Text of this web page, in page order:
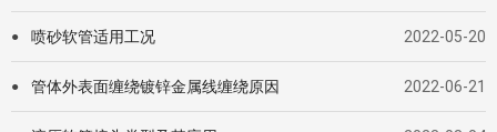
● 喷砂软管适用工况 2022-05-20
● 管体外表面缠绕镀锌金属线缠绕原因 2022-06-21